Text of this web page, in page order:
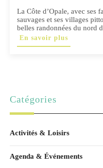
La Côte d’Opale, avec ses
sauvages et ses villages
belles randonnées du nord
En savoir plus
Catégories
Activités & Loisirs
Agenda & Événements